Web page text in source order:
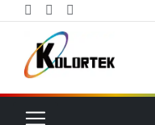
Alternar navegação